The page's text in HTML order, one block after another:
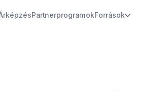
PartnerprogramokForrások